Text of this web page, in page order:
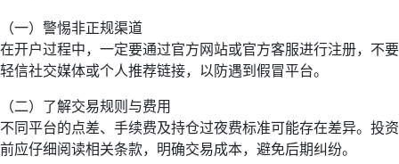
（一）警惕非正规渠道
在开户过程中，一定要通过官方网站或官方客服进行注册，不要
轻信社交媒体或个人推荐链接，以防遇到假冒平台。
（二）了解交易规则与费用
不同平台的点差、手续费及持仓过夜费标准可能存在差异。投资
前应仔细阅读相关条款，明确交易成本，避免后期纠纷。